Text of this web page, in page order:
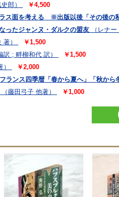
史郎）
￥4,500
ス面を考える ※出版以後「その後の
ったジャンヌ・ダルクの盟友
（レナ
著）
￥1,500
訳 ; 畔柳和代 訳）
￥1,500
￥2,000
ンス四季暦「春から夏へ」「秋から
（藤田弓子 他著） ￥1,000